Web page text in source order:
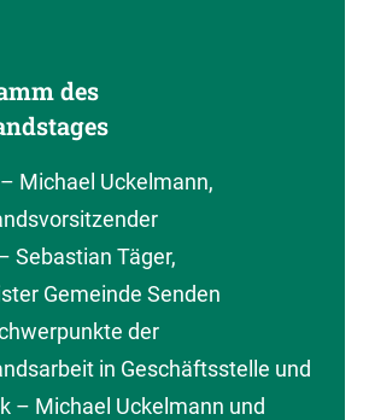
des
Michael Uckelmann,
Sebastian Täger,
Gemeinde Senden
der
in Geschäftsstelle und
– Michael Uckelmann und